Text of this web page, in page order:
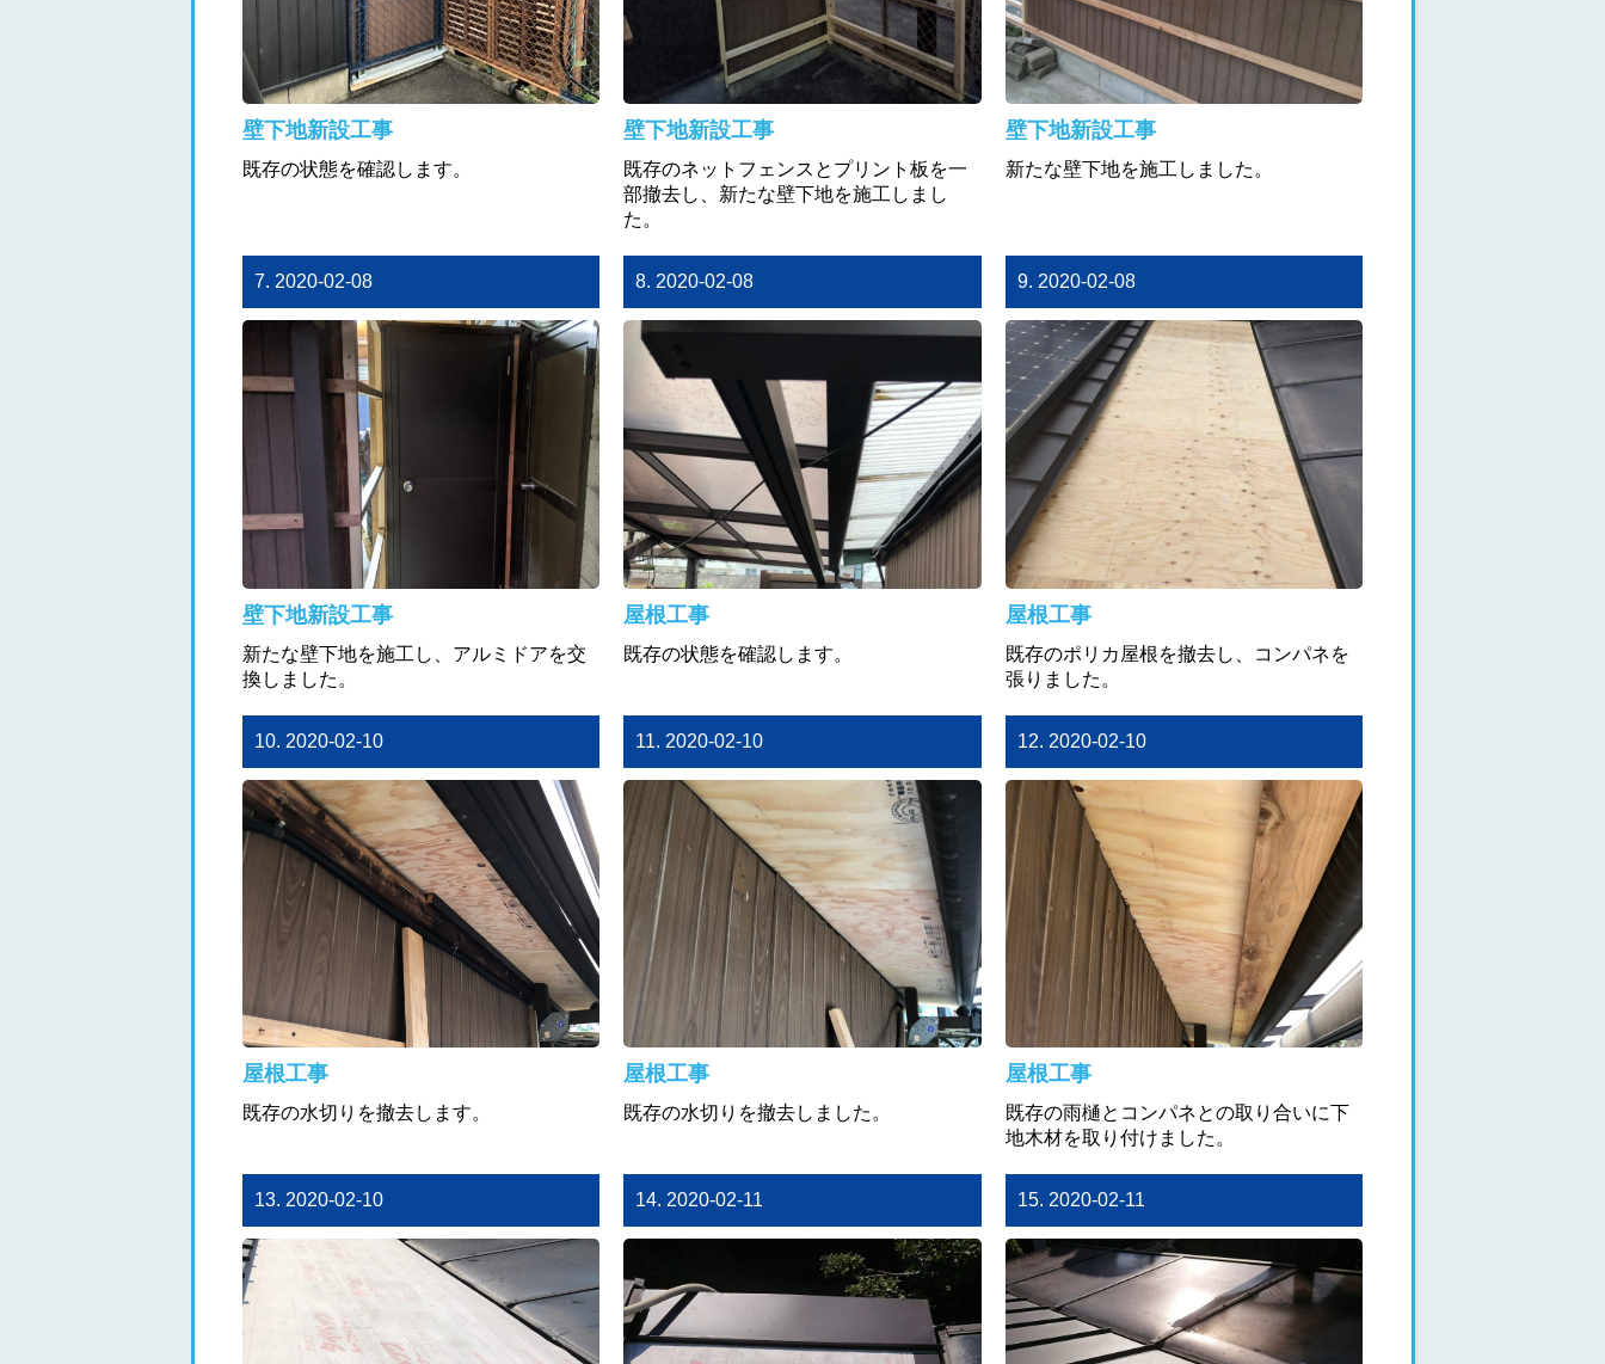
壁下地新設工事
既存の状態を確認します。
壁下地新設工事
既存のネットフェンスとプリント板を一
部撤去し、新たな壁下地を施工しまし
た。
壁下地新設工事
新たな壁下地を施工しました。
7. 2020-02-08
壁下地新設工事
新たな壁下地を施工し、アルミドアを交
換しました。
8. 2020-02-08
屋根工事
既存の状態を確認します。
9. 2020-02-08
屋根工事
既存のポリカ屋根を撤去し、コンパネを
張りました。
10. 2020-02-10
屋根工事
既存の水切りを撤去します。
11. 2020-02-10
屋根工事
既存の水切りを撤去しました。
12. 2020-02-10
屋根工事
既存の雨樋とコンパネとの取り合いに下
地木材を取り付けました。
13. 2020-02-10 14. 2020-02-11 15. 2020-02-11